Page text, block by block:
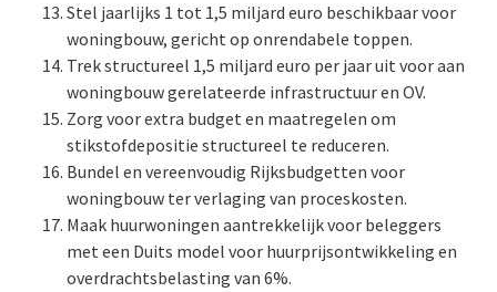
Stel jaarlijks 1 tot 1,5 miljard euro beschikbaar voor
woningbouw, gericht op onrendabele toppen.
Trek structureel 1,5 miljard euro per jaar uit voor aan
woningbouw gerelateerde infrastructuur en OV.
Zorg voor extra budget en maatregelen om
stikstofdepositie structureel te reduceren.
Bundel en vereenvoudig Rijksbudgetten voor
woningbouw ter verlaging van proceskosten.
Maak huurwoningen aantrekkelijk voor beleggers
met een Duits model voor huurprijsontwikkeling en
overdrachtsbelasting van 6%.